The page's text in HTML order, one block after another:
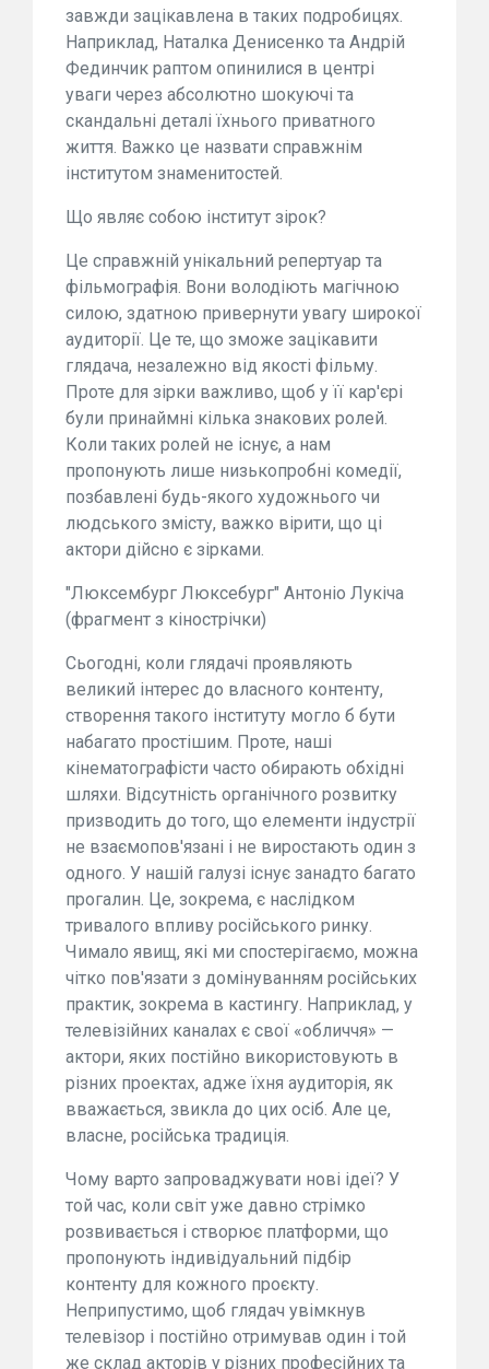
завжди зацікавлена в таких подробицях.
Наприклад, Наталка Денисенко та Андрій
Фединчик раптом опинилися в центрі
уваги через абсолютно шокуючі та
скандальні деталі їхнього приватного
життя. Важко це назвати справжнім
інститутом знаменитостей.
Що являє собою інститут зірок?
Це справжній унікальний репертуар та
фільмографія. Вони володіють магічною
силою, здатною привернути увагу широкої
аудиторії. Це те, що зможе зацікавити
глядача, незалежно від якості фільму.
Проте для зірки важливо, щоб у її кар'єрі
були принаймні кілька знакових ролей.
Коли таких ролей не існує, а нам
пропонують лише низькопробні комедії,
позбавлені будь-якого художнього чи
людського змісту, важко вірити, що ці
актори дійсно є зірками.
"Люксембург Люксебург" Антоніо Лукіча
(фрагмент з кінострічки)
Сьогодні, коли глядачі проявляють
великий інтерес до власного контенту,
створення такого інституту могло б бути
набагато простішим. Проте, наші
кінематографісти часто обирають обхідні
шляхи. Відсутність органічного розвитку
призводить до того, що елементи індустрії
не взаємопов'язані і не виростають один з
одного. У нашій галузі існує занадто багато
прогалин. Це, зокрема, є наслідком
тривалого впливу російського ринку.
Чимало явищ, які ми спостерігаємо, можна
чітко пов'язати з домінуванням російських
практик, зокрема в кастингу. Наприклад, у
телевізійних каналах є свої «обличчя» —
актори, яких постійно використовують в
різних проектах, адже їхня аудиторія, як
вважається, звикла до цих осіб. Але це,
власне, російська традиція.
Чому варто запроваджувати нові ідеї? У
той час, коли світ уже давно стрімко
розвивається і створює платформи, що
пропонують індивідуальний підбір
контенту для кожного проєкту.
Неприпустимо, щоб глядач увімкнув
телевізор і постійно отримував один і той
же склад акторів у різних професійних та